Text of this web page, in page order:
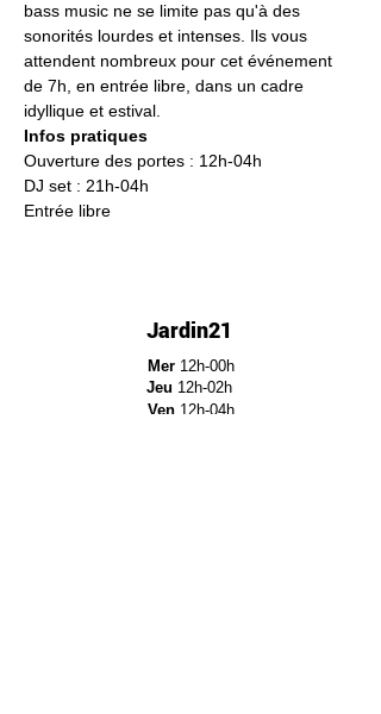
bass music ne se limite pas qu'à des
sonorités lourdes et intenses. Ils vous
attendent nombreux pour cet événement
de 7h, en entrée libre, dans un cadre
idyllique et estival.
Infos pratiques
Ouverture des portes : 12h-04h
DJ set : 21h-04h
Entrée libre
Jardin21
Mer12h-00h
Jeu 12h-02h
Ven 12h-04h